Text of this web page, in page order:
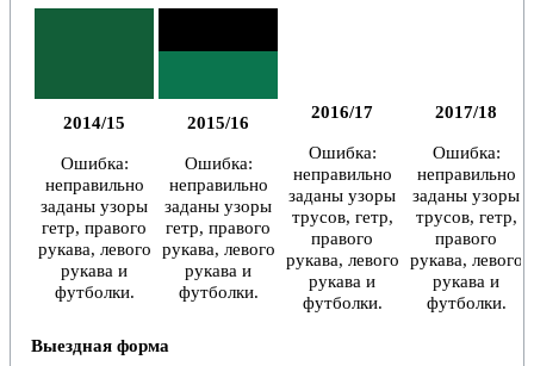
2014/15
Ошибка:
неправильно
заданы узоры
гетр, правого
рукава, левого
рукава и
футболки.
2015/16
Ошибка:
неправильно
заданы узоры
гетр, правого
рукава, левого
рукава и
футболки.
2016/17
Ошибка:
неправильно
заданы узоры
трусов, гетр,
правого
рукава, левого
рукава и
футболки.
2017/18
Ошибка:
неправильно
заданы узоры
трусов, гетр,
правого
рукава, левого
рукава и
футболки.
Выездная форма